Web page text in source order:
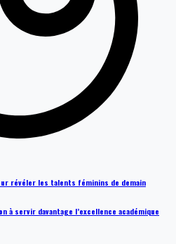
révéler les talents féminins de demain
servir davantage l’excellence académique